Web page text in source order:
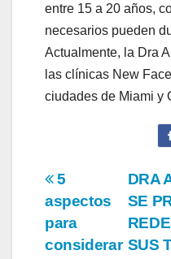
entre 15 a 20 años,
necesarios pueden
Actualmente, la Dra
las clínicas New
ciudades de Miami y
de
entradas
DRA
SE
SUS
5
aspectos
para
considerar